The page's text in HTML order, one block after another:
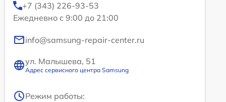
+7 (343) 226-93-53
Ежедневно с 9:00 до 21:00
info@samsung-repair-center.ru
ул. Малышева, 51
Адрес сервисного центра Samsung
Режим работы: